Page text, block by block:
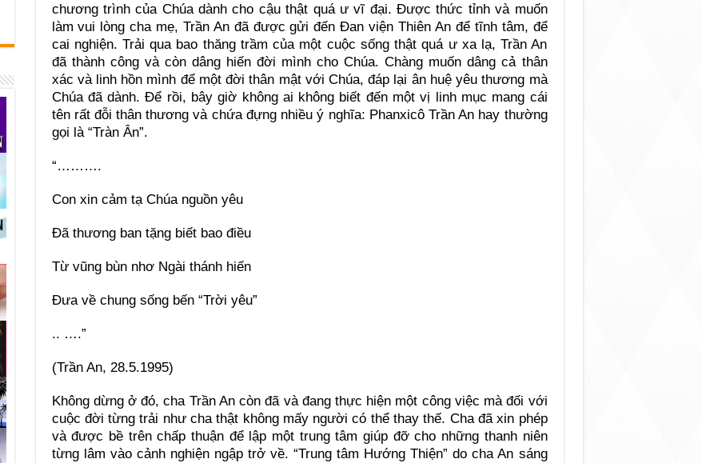
chương trình của Chúa dành cho cậu thật quá ư vĩ đại. Được thức tỉnh và muốn
làm vui lòng cha mẹ, Trần An đã được gửi đến Đan viện Thiên An để tĩnh tâm, để
cai nghiện. Trải qua bao thăng trầm của một cuộc sống thật quá ư xa lạ, Trần An
đã thành công và còn dâng hiến đời mình cho Chúa. Chàng muốn dâng cả thân
xác và linh hồn mình để một đời thân mật với Chúa, đáp lại ân huệ yêu thương mà
Chúa đã dành. Để rồi, bây giờ không ai không biết đến một vị linh mục mang cái
tên rất đỗi thân thương và chứa đựng nhiều ý nghĩa: Phanxicô Trần An hay thường
gọi là “Tràn Ân”.
“……….
Con xin cảm tạ Chúa nguồn yêu
Đã thương ban tặng biết bao điều
Từ vũng bùn nhơ Ngài thánh hiến
Đưa về chung sống bến “Trời yêu”
.. ….”
(Trần An, 28.5.1995)
Không dừng ở đó, cha Trần An còn đã và đang thực hiện một công việc mà đối với
cuộc đời từng trải như cha thật không mấy người có thể thay thế. Cha đã xin phép
và được bề trên chấp thuận để lập một trung tâm giúp đỡ cho những thanh niên
từng lâm vào cảnh nghiện ngập trở về. “Trung tâm Hướng Thiện” do cha An sáng